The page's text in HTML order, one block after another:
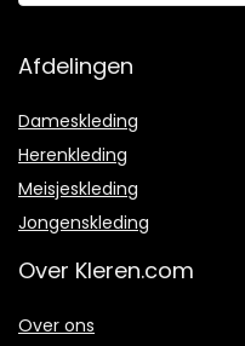
Afdelingen
Dameskleding
Herenkleding
Meisjeskleding
Jongenskleding
Over Kleren.com
Over ons